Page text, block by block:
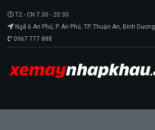
T2 - CN 7.30 - 20:30
Ngã 6 An Phú, P. An Phú, TP. Thuận An, Bình Dương
0967 777 888